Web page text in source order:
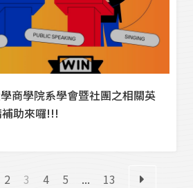
商學院系學會暨社團之相關英
助來囉!!!
2 3 4 5 ... 13